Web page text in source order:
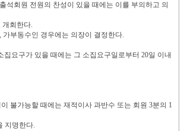
출석회원 전원의 찬성이 있을 때에는 이를 부의하고 의
개회한다.
, 가부동수인 경우에는 의장이 결정한다.
집요구가 있을 때에는 그 소집요구일로부터 20일 이내
불가능할 때에는 재적이사 과반수 또는 회원 3분의 1
지명한다.